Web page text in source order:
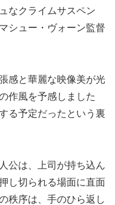
なクライムサスペン
シュー・ヴォーン監督
感と華麗な映像美が光
作風を予感しました
る予定だったという裏
公は、上司が持ち込ん
し切られる場面に直面
秩序は、手のひら返し